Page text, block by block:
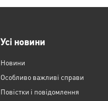
Усі новини
Новини
Особливо важливі справи
Повістки і повідомлення